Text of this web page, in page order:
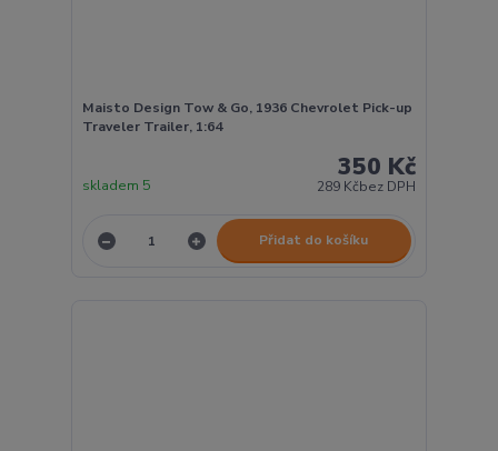
Maisto Design Tow & Go, 1936 Chevrolet Pick-up
Traveler Trailer, 1:64
350 Kč
289 Kčbez DPH
skladem 5
Přidat do košíku